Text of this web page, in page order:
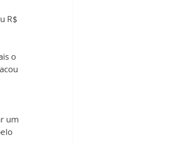
R$
o
um